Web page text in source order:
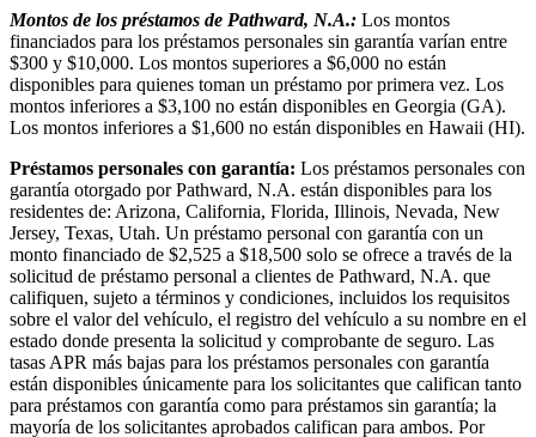
Montos de los préstamos de Pathward, N.A.: Los montos
financiados para los préstamos personales sin garantía varían entre
$300 y $10,000. Los montos superiores a $6,000 no están
disponibles para quienes toman un préstamo por primera vez. Los
montos inferiores a $3,100 no están disponibles en Georgia (GA).
Los montos inferiores a $1,600 no están disponibles en Hawaii (HI).
Préstamos personales con garantía: Los préstamos personales con
garantía otorgado por Pathward, N.A. están disponibles para los
residentes de: Arizona, California, Florida, Illinois, Nevada, New
Jersey, Texas, Utah. Un préstamo personal con garantía con un
monto financiado de $2,525 a $18,500 solo se ofrece a través de la
solicitud de préstamo personal a clientes de Pathward, N.A. que
califiquen, sujeto a términos y condiciones, incluidos los requisitos
sobre el valor del vehículo, el registro del vehículo a su nombre en el
estado donde presenta la solicitud y comprobante de seguro. Las
tasas APR más bajas para los préstamos personales con garantía
están disponibles únicamente para los solicitantes que califican tanto
para préstamos con garantía como para préstamos sin garantía; la
mayoría de los solicitantes aprobados califican para ambos. Por